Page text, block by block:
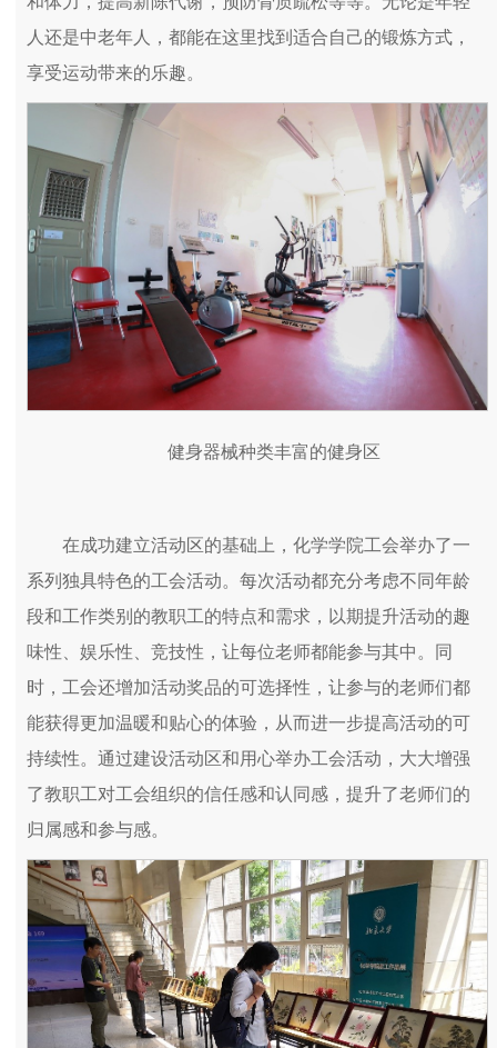
人还是中老年人，都能在这里找到适合自己的锻炼方式，
享受运动带来的乐趣。
健身器械种类丰富的健身区
在成功建立活动区的基础上，化学学院工会举办了一
系列独具特色的工会活动。每次活动都充分考虑不同年龄
段和工作类别的教职工的特点和需求，以期提升活动的趣
味性、娱乐性、竞技性，让每位老师都能参与其中。同
时，工会还增加活动奖品的可选择性，让参与的老师们都
能获得更加温暖和贴心的体验，从而进一步提高活动的可
持续性。通过建设活动区和用心举办工会活动，大大增强
了教职工对工会组织的信任感和认同感，提升了老师们的
归属感和参与感。